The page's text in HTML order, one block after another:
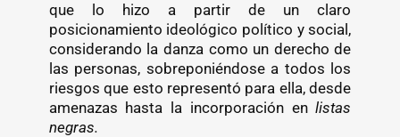
que lo hizo a partir de un claro
posicionamiento ideológico político y social,
considerando la danza como un derecho de
las personas, sobreponiéndose a todos los
riesgos que esto representó para ella, desde
amenazas hasta la incorporación en ​listas
negras.